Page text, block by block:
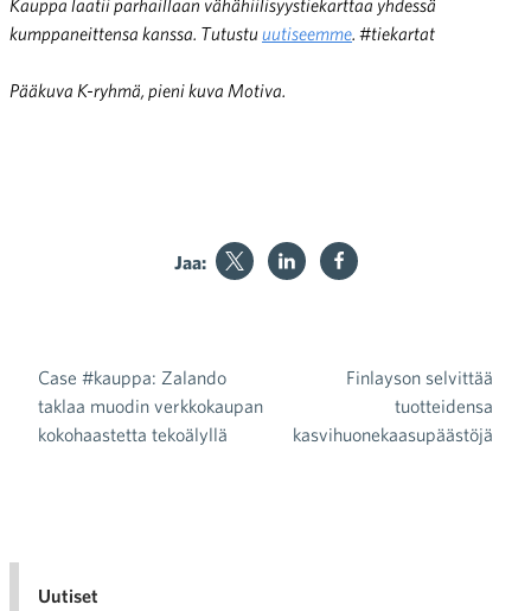
Kauppa laatii parhaillaan vähähiilisyystiekarttaa yhdessä
kumppaneittensa kanssa. Tutustuuutiseemme. #tiekartat
Pääkuva K-ryhmä, pieni kuva Motiva.
Jaa:
Artikkelien selaus
Case #kauppa: Zalando
taklaa muodin verkkokaupan
kokohaastetta tekoälyllä
Finlayson selvittää
tuotteidensa
kasvihuonekaasupäästöjä
Uutiset